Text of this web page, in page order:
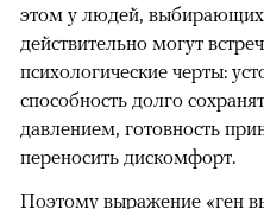
этом у людей, выбирающих
действительно могут
психологические черты:
способность долго
давлением, готовность
переносить дискомфорт.
Поэтому выражение «ген